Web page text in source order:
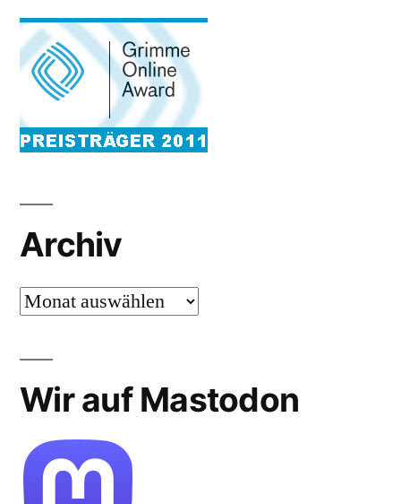
Archiv
Archiv
Wir auf Mastodon